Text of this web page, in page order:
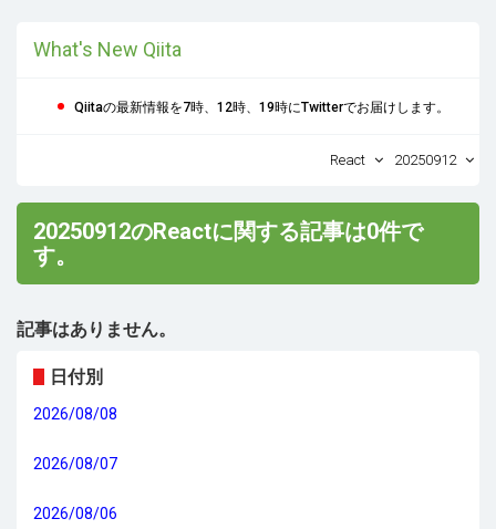
What's New Qiita
Qiitaの最新情報を7時、12時、19時にTwitterでお届けします。
React 20250912
20250912のReactに関する記事は0件で
す。
記事はありません。
日付別
2026/08/08
2026/08/07
2026/08/06